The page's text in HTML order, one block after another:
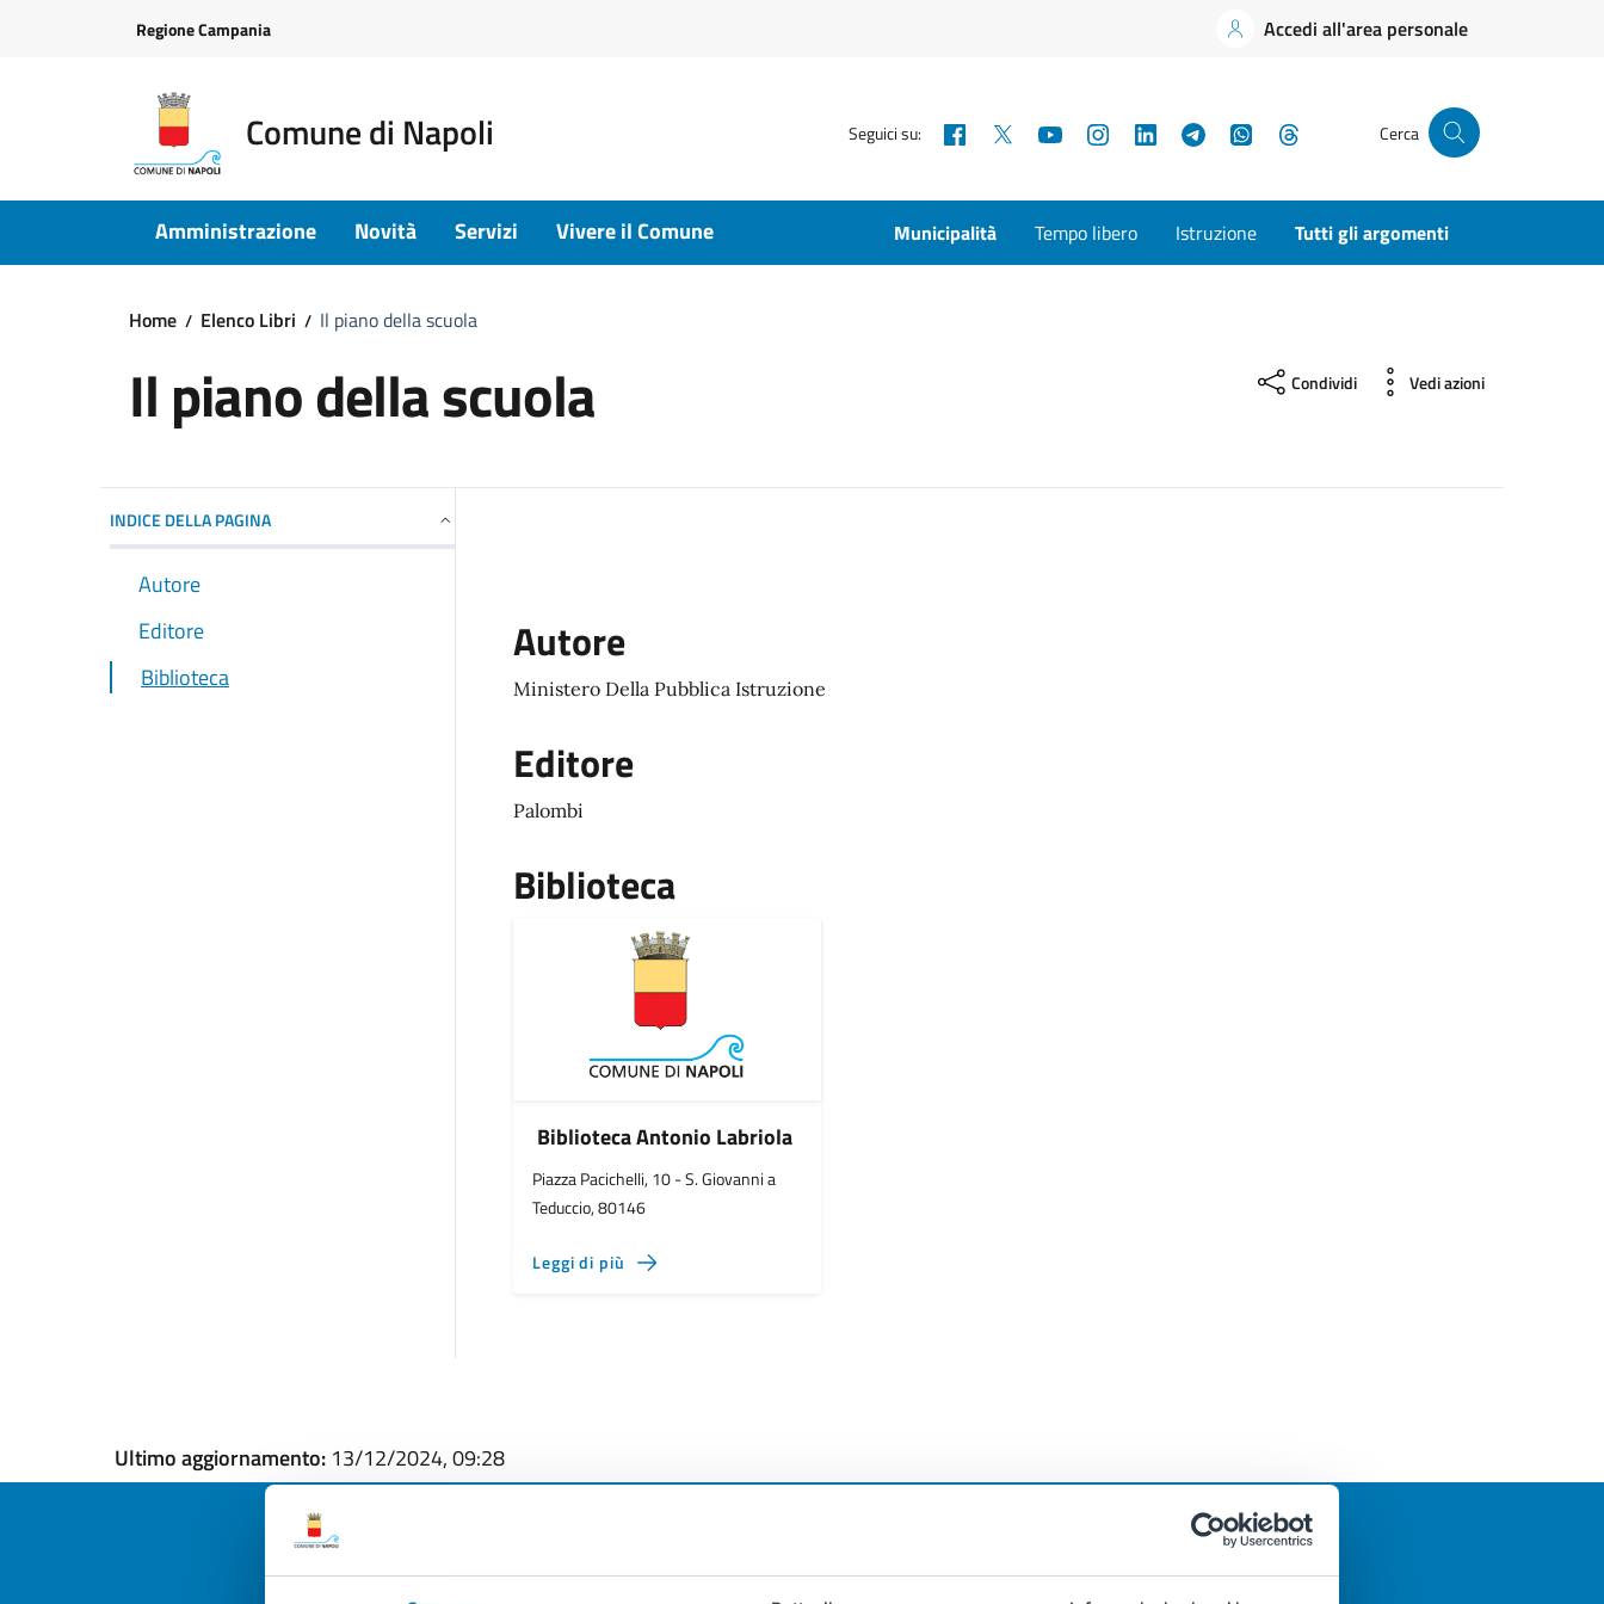
Regione Campania Accedi all'area personale
Comune di Napoli Seguici su: Facebook YouTubeInstagramLinkedInTelegramWhatsApp Cerca
Amministrazione Novità Servizi Vivere il Comune Municipalità Tempo libero Istruzione Tutti gli argomenti
Home Elenco Libri Il piano della scuola
Il piano della scuola Condividi Vedi azioni
INDICE DELLA PAGINA
Autore
Editore
Biblioteca
Autore
Ministero Della Pubblica Istruzione
Editore
Palombi
Biblioteca
Biblioteca Antonio Labriola
Piazza Pacichelli, 10 - S. Giovanni a
Teduccio, 80146
Leggi di più
Ultimo aggiornamento: 13/12/2024, 09:28